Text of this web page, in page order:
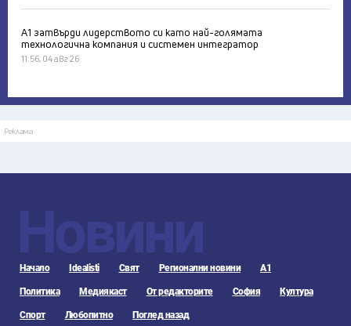
А1 затвърди лидерството си като най-голямата
технологична компания и системен интегратор
11:56, 04 авг 26
Реклама
Новини
Начало Idealisti Свят Регионални новини А1
Политика Медиякаст От редакторите София Култура
Спорт Любопитно Поглед назад